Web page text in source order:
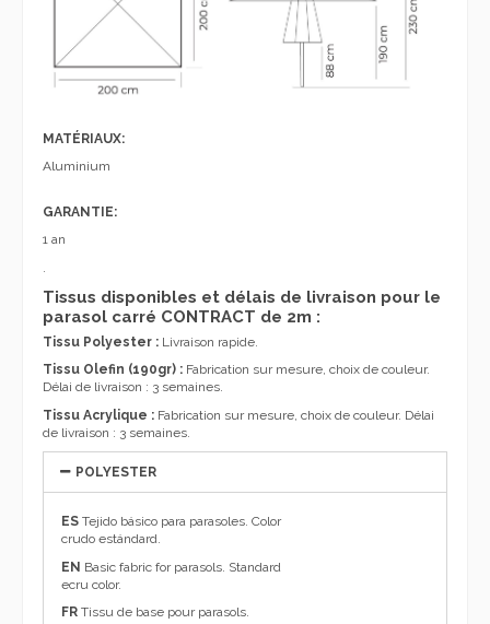
MATÉRIAUX:
Aluminium
GARANTIE:
1 an
.
Tissus disponibles et délais de livraison pour le
parasol carré CONTRACT de 2m :
Tissu Polyester : Livraison rapide.
Tissu Olefin (190gr) : Fabrication sur mesure, choix de couleur.
Délai de livraison : 3 semaines.
Tissu Acrylique : Fabrication sur mesure, choix de couleur. Délai
de livraison : 3 semaines.
POLYESTER
ES Tejido básico para parasoles. Color
crudo estándard.
EN Basic fabric for parasols. Standard
ecru color.
FR Tissu de base pour parasols.